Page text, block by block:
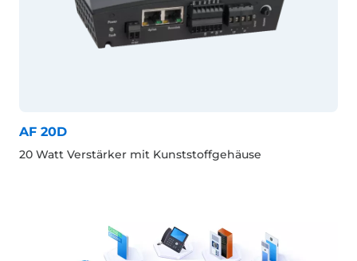
AF 20D
20 Watt Verstärker mit Kunststoffgehäuse